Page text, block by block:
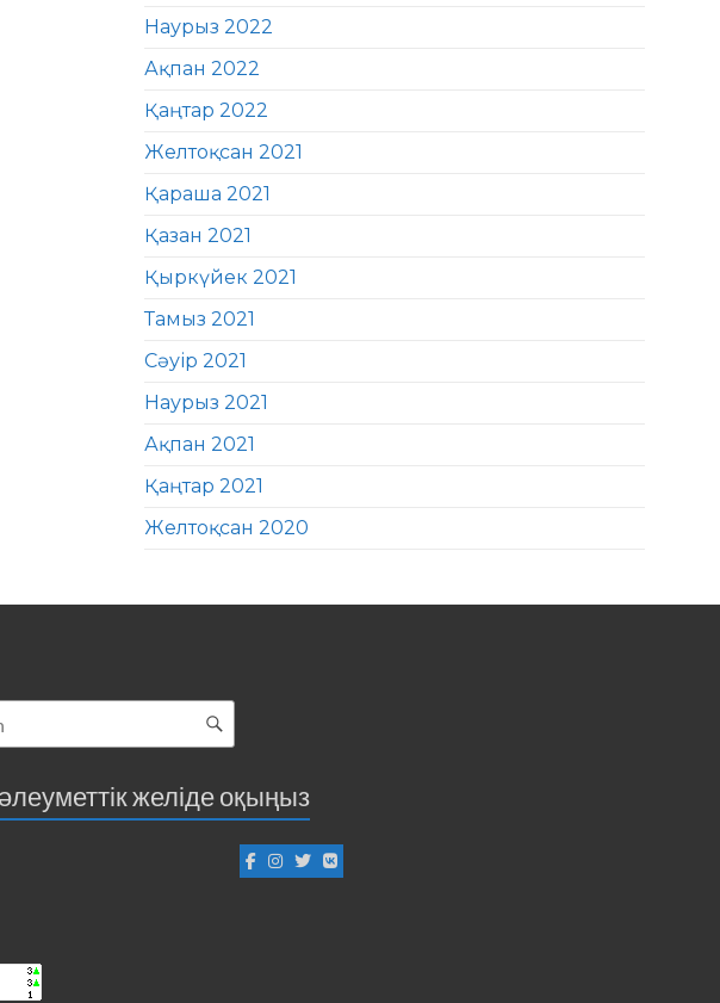
Наурыз 2022
Ақпан 2022
Қаңтар 2022
Желтоқсан 2021
Қараша 2021
Қазан 2021
Қыркүйек 2021
Тамыз 2021
Сәуір 2021
Наурыз 2021
Ақпан 2021
Қаңтар 2021
Желтоқсан 2020
әлеуметтік желіде оқыңыз